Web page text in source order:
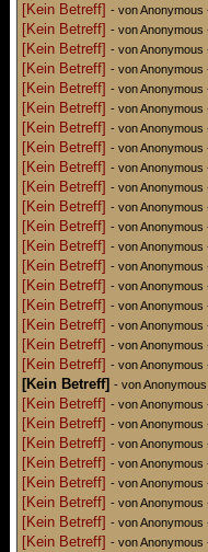
[Kein Betreff] - von Anonymous
[Kein Betreff] - von Anonymous
[Kein Betreff] - von Anonymous
[Kein Betreff] - von Anonymous
[Kein Betreff] - von Anonymous
[Kein Betreff] - von Anonymous
[Kein Betreff] - von Anonymous
[Kein Betreff] - von Anonymous
[Kein Betreff] - von Anonymous
[Kein Betreff] - von Anonymous
[Kein Betreff] - von Anonymous
[Kein Betreff] - von Anonymous
[Kein Betreff] - von Anonymous
[Kein Betreff] - von Anonymous
[Kein Betreff] - von Anonymous
[Kein Betreff] - von Anonymous
[Kein Betreff] - von Anonymous
[Kein Betreff] - von Anonymous
[Kein Betreff] - von Anonymous
[Kein Betreff] - von
[Kein Betreff] - von Anonymous
[Kein Betreff] - von Anonymous
[Kein Betreff] - von Anonymous
[Kein Betreff] - von Anonymous
[Kein Betreff] - von Anonymous
[Kein Betreff] - von Anonymous
[Kein Betreff] - von Anonymous
[Kein Betreff] - von Anonymous